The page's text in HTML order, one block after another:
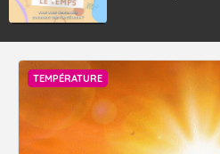
TEMPÉRATURE